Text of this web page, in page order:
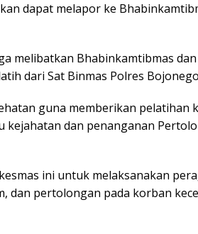
dapat melapor ke
melibatkan Bhabinkamtibmas
dari Sat Binmas Polres
guna memberikan pelatihan
kejahatan dan penanganan
ini untuk melaksanakan
dan pertolongan pada korban